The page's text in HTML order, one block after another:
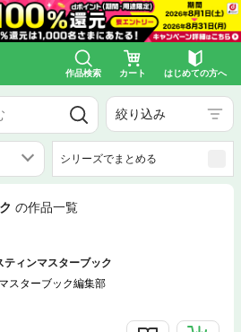
作品検索 カート はじめての方へ
絞り込み
シリーズでまとめる
の作品一覧
ティンマスターブック
スターブック編集部